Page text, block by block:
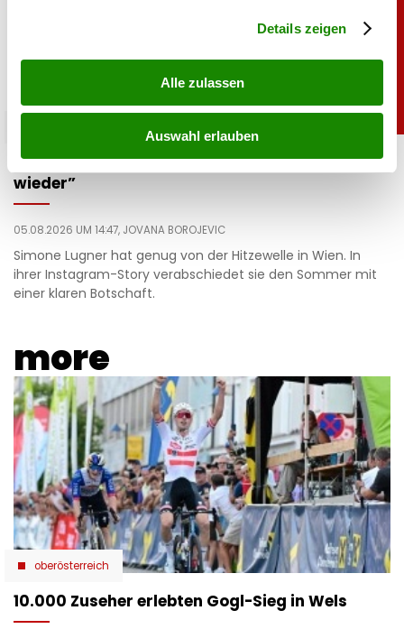
Details zeigen
Alle zulassen
Auswahl erlauben
Simone mit Ansage auf Instagram: „Komm nie
wieder”
05.08.2026 UM 14:47, JOVANA BOROJEVIC
Simone Lugner hat genug von der Hitzewelle in Wien. In
ihrer Instagram-Story verabschiedet sie den Sommer mit
einer klaren Botschaft.
more
oberösterreich
10.000 Zuseher erlebten Gogl-Sieg in Wels